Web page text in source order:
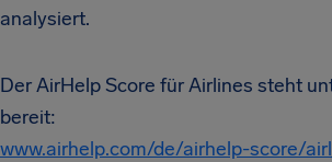
analysiert.
Der AirHelp Score für Airlines steht
bereit:
www.airhelp.com/de/airhelp-score/